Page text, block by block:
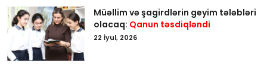
Müəllim və şagirdlərin geyim tələbləri
olacaq: Qanun təsdiqləndi
22 İyul, 2026